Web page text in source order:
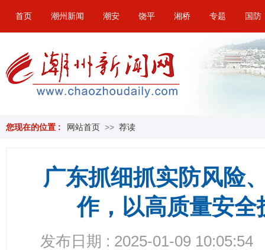
首页 潮州新闻 潮安 饶平 湘桥 专题 国防
您现在的位置 : 网站首页 >> 荐读
广东抓细抓实防风险
作，以高质量安
发布日期 : 2025-01-09 10:05:54